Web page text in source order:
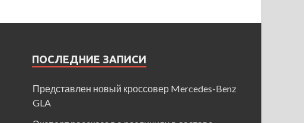
ПОСЛЕДНИЕ ЗАПИСИ
Представлен новый кроссовер Mercedes-Benz
GLA